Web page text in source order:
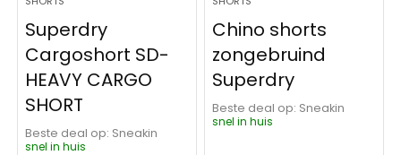
Superdry
Cargoshort SD-
HEAVY CARGO
SHORT
Beste deal op:
Sneakin
snel in huis
Chino shorts
zongebruind
Superdry
Beste deal op:
Sneakin
snel in huis